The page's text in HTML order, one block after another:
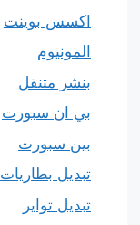
اكسس بوينت
المونيوم
بنشر متنقل
بي ان سبورت
بين سبورت
تبديل بطاريات
تبديل تواير